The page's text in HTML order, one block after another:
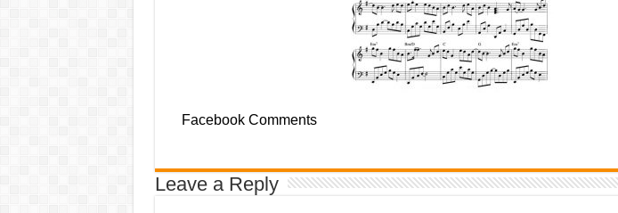
Facebook Comments
Leave a Reply